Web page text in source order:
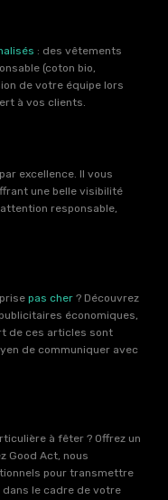
: des vêtements
(coton bio,
de votre équipe lors
à vos clients.
excellence. Il vous
une belle visibilité
responsable,
pas cher ? Découvrez
économiques,
de ces articles sont
de communiquer avec
à fêter ? Offrez un
Good Act, nous
pour transmettre
le cadre de votre